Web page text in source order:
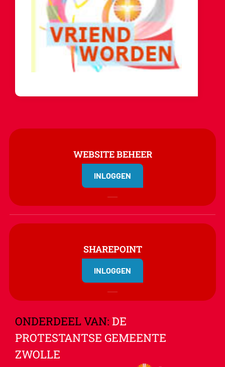
WEBSITE BEHEER
INLOGGEN
SHAREPOINT
INLOGGEN
ONDERDEEL VAN: DE
PROTESTANTSE GEMEENTE
ZWOLLE